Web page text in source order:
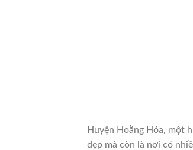
Huyện Hoằng Hóa, một
đẹp mà còn là nơi có